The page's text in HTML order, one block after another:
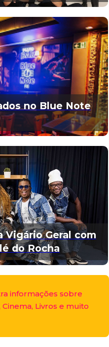
no Blue Note
Vigário Geral com
do Rocha
informações sobre
Cinema, Livros e muito